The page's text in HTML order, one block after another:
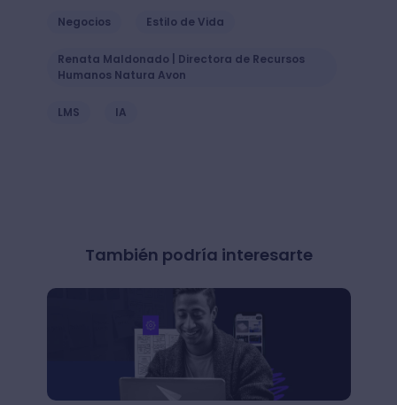
Negocios Estilo de Vida
Renata Maldonado | Directora de Recursos
Humanos Natura Avon
LMS IA
También podría interesarte